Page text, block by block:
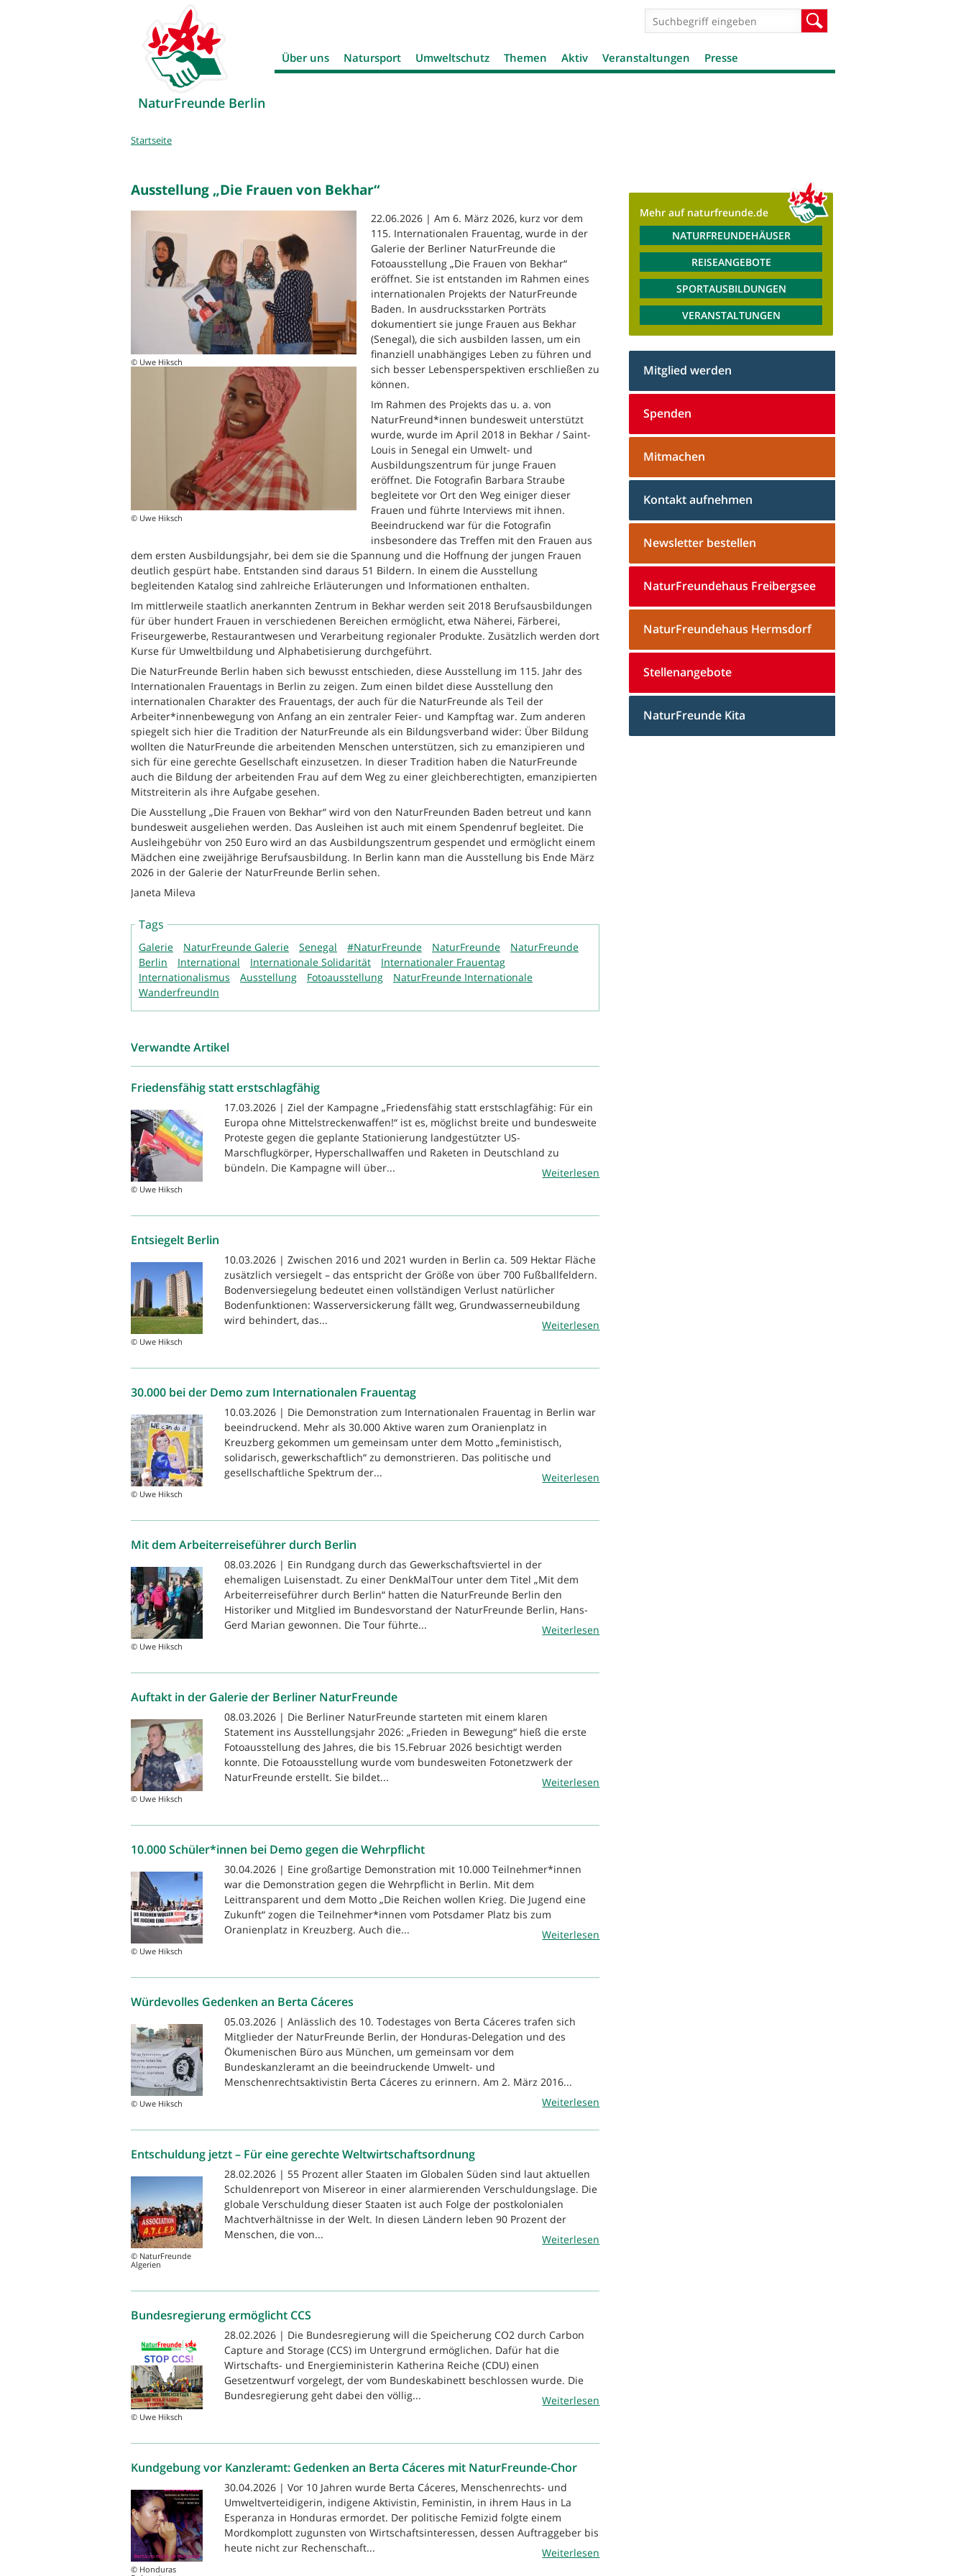
NaturFreunde Berlin
Suchformular
Über uns Natursport Umweltschutz Themen Aktiv Veranstaltungen Presse
Sie
Startseite
Ausstellung „Die Frauen von Bekhar“
© Uwe Hiksch
© Uwe Hiksch
22.06.2026 | Am 6. März 2026, kurz vor dem
115. Internationalen Frauentag, wurde in der
Galerie der Berliner NaturFreunde die
Fotoausstellung „Die Frauen von Bekhar“
eröffnet. Sie ist entstanden im Rahmen eines
internationalen Projekts der NaturFreunde
Baden. In ausdrucksstarken Porträts
dokumentiert sie junge Frauen aus Bekhar
(Senegal), die sich ausbilden lassen, um ein
finanziell unabhängiges Leben zu führen und
sich besser Lebensperspektiven erschließen zu
können.
Im Rahmen des Projekts das u. a. von
NaturFreund*innen bundesweit unterstützt
wurde, wurde im April 2018 in Bekhar / Saint-
Louis in Senegal ein Umwelt- und
Ausbildungszentrum für junge Frauen
eröffnet. Die Fotografin Barbara Straube
begleitete vor Ort den Weg einiger dieser
Frauen und führte Interviews mit ihnen.
Beeindruckend war für die Fotografin
insbesondere das Treffen mit den Frauen aus
dem ersten Ausbildungsjahr, bei dem sie die Spannung und die Hoffnung der jungen Frauen
deutlich gespürt habe. Entstanden sind daraus 51 Bildern. In einem die Ausstellung
begleitenden Katalog sind zahlreiche Erläuterungen und Informationen enthalten.
Im mittlerweile staatlich anerkannten Zentrum in Bekhar werden seit 2018 Berufsausbildungen
für über hundert Frauen in verschiedenen Bereichen ermöglicht, etwa Näherei, Färberei,
Friseurgewerbe, Restaurantwesen und Verarbeitung regionaler Produkte. Zusätzlich werden dort
Kurse für Umweltbildung und Alphabetisierung durchgeführt.
Die NaturFreunde Berlin haben sich bewusst entschieden, diese Ausstellung im 115. Jahr des
Internationalen Frauentags in Berlin zu zeigen. Zum einen bildet diese Ausstellung den
internationalen Charakter des Frauentags, der auch für die NaturFreunde als Teil der
Arbeiter*innenbewegung von Anfang an ein zentraler Feier- und Kampftag war. Zum anderen
spiegelt sich hier die Tradition der NaturFreunde als ein Bildungsverband wider: Über Bildung
wollten die NaturFreunde die arbeitenden Menschen unterstützen, sich zu emanzipieren und
sich für eine gerechte Gesellschaft einzusetzen. In dieser Tradition haben die NaturFreunde
auch die Bildung der arbeitenden Frau auf dem Weg zu einer gleichberechtigten, emanzipierten
Mitstreiterin als ihre Aufgabe gesehen.
Die Ausstellung „Die Frauen von Bekhar“ wird von den NaturFreunden Baden betreut und kann
bundesweit ausgeliehen werden. Das Ausleihen ist auch mit einem Spendenruf begleitet. Die
Ausleihgebühr von 250 Euro wird an das Ausbildungszentrum gespendet und ermöglicht einem
Mädchen eine zweijährige Berufsausbildung. In Berlin kann man die Ausstellung bis Ende März
2026 in der Galerie der NaturFreunde Berlin sehen.
Janeta Mileva
Tags
Galerie NaturFreunde Galerie Senegal #NaturFreunde NaturFreunde
NaturFreunde
Berlin
International Internationale Solidarität
Internationaler Frauentag
Internationalismus
Ausstellung Fotoausstellung
NaturFreunde Internationale
WanderfreundIn
Verwandte Artikel
Friedensfähig statt erstschlagfähig
© Uwe Hiksch
17.03.2026 | Ziel der Kampagne „Friedensfähig statt erstschlagfähig: Für ein
Europa ohne Mittelstreckenwaffen!“ ist es, möglichst breite und bundesweite
Proteste gegen die geplante Stationierung landgestützter US-
Marschflugkörper, Hyperschallwaffen und Raketen in Deutschland zu
bündeln. Die Kampagne will über...
Weiterlesen
Entsiegelt Berlin
© Uwe Hiksch
10.03.2026 | Zwischen 2016 und 2021 wurden in Berlin ca. 509 Hektar Fläche
zusätzlich versiegelt – das entspricht der Größe von über 700 Fußballfeldern.
Bodenversiegelung bedeutet einen vollständigen Verlust natürlicher
Bodenfunktionen: Wasserversickerung fällt weg, Grundwasserneubildung
wird behindert, das...
Weiterlesen
30.000 bei der Demo zum Internationalen Frauentag
© Uwe Hiksch
10.03.2026 | Die Demonstration zum Internationalen Frauentag in Berlin war
beeindruckend. Mehr als 30.000 Aktive waren zum Oranienplatz in
Kreuzberg gekommen um gemeinsam unter dem Motto „feministisch,
solidarisch, gewerkschaftlich“ zu demonstrieren. Das politische und
gesellschaftliche Spektrum der...
Weiterlesen
Mit dem Arbeiterreiseführer durch Berlin
© Uwe Hiksch
08.03.2026 | Ein Rundgang durch das Gewerkschaftsviertel in der
ehemaligen Luisenstadt. Zu einer DenkMalTour unter dem Titel „Mit dem
Arbeiterreiseführer durch Berlin“ hatten die NaturFreunde Berlin den
Historiker und Mitglied im Bundesvorstand der NaturFreunde Berlin, Hans-
Gerd Marian gewonnen. Die Tour führte...
Weiterlesen
Auftakt in der Galerie der Berliner NaturFreunde
© Uwe Hiksch
08.03.2026 | Die Berliner NaturFreunde starteten mit einem klaren
Statement ins Ausstellungsjahr 2026: „Frieden in Bewegung“ hieß die erste
Fotoausstellung des Jahres, die bis 15.Februar 2026 besichtigt werden
konnte. Die Fotoausstellung wurde vom bundesweiten Fotonetzwerk der
NaturFreunde erstellt. Sie bildet...
Weiterlesen
10.000 Schüler*innen bei Demo gegen die Wehrpflicht
© Uwe Hiksch
30.04.2026 | Eine großartige Demonstration mit 10.000 Teilnehmer*innen
war die Demonstration gegen die Wehrpflicht in Berlin. Mit dem
Leittransparent und dem Motto „Die Reichen wollen Krieg. Die Jugend eine
Zukunft“ zogen die Teilnehmer*innen vom Potsdamer Platz bis zum
Oranienplatz in Kreuzberg. Auch die...
Weiterlesen
Würdevolles Gedenken an Berta Cáceres
© Uwe Hiksch
05.03.2026 | Anlässlich des 10. Todestages von Berta Cáceres trafen sich
Mitglieder der NaturFreunde Berlin, der Honduras-Delegation und des
Ökumenischen Büro aus München, um gemeinsam vor dem
Bundeskanzleramt an die beeindruckende Umwelt- und
Menschenrechtsaktivistin Berta Cáceres zu erinnern. Am 2. März 2016...
Weiterlesen
Entschuldung jetzt – Für eine gerechte Weltwirtschaftsordnung
© NaturFreunde
Algerien
28.02.2026 | 55 Prozent aller Staaten im Globalen Süden sind laut aktuellen
Schuldenreport von Misereor in einer alarmierenden Verschuldungslage. Die
globale Verschuldung dieser Staaten ist auch Folge der postkolonialen
Machtverhältnisse in der Welt. In diesen Ländern leben 90 Prozent der
Menschen, die von...
Weiterlesen
Bundesregierung ermöglicht CCS
© Uwe Hiksch
28.02.2026 | Die Bundesregierung will die Speicherung CO2 durch Carbon
Capture and Storage (CCS) im Untergrund ermöglichen. Dafür hat die
Wirtschafts- und Energieministerin Katherina Reiche (CDU) einen
Gesetzentwurf vorgelegt, der vom Bundeskabinett beschlossen wurde. Die
Bundesregierung geht dabei den völlig...
Weiterlesen
Kundgebung vor Kanzleramt: Gedenken an Berta Cáceres mit NaturFreunde-Chor
© Honduras
30.04.2026 | Vor 10 Jahren wurde Berta Cáceres, Menschenrechts- und
Umweltverteidigerin, indigene Aktivistin, Feministin, in ihrem Haus in La
Esperanza in Honduras ermordet. Der politische Femizid folgte einem
Mordkomplott zugunsten von Wirtschaftsinteressen, dessen Auftraggeber bis
heute nicht zur Rechenschaft...
Weiterlesen
Mehr auf naturfreunde.de
NATURFREUNDEHÄUSER
REISEANGEBOTE
SPORTAUSBILDUNGEN
VERANSTALTUNGEN
Mitglied werden
Spenden
Mitmachen
Kontakt aufnehmen
Newsletter bestellen
NaturFreundehaus Freibergsee
NaturFreundehaus Hermsdorf
Stellenangebote
NaturFreunde Kita